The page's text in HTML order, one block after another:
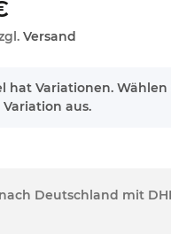
Versand
hat Variationen.
aus.
Deutschland mit